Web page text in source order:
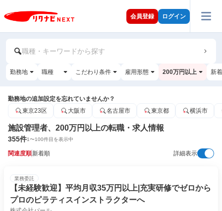
会員登録 ログイン
職種・キーワードから探す
勤務地 職種 こだわり条件 雇用形態 200万円以上 新
勤務地の追加設定を忘れていませんか？
東京23区
大阪市 名古屋市 東京都 横浜市
施設管理者、200万円以上の転職・求人情報
355件1〜100件目を表示中
関連度順新着順 詳細表示
業務委託
【未経験歓迎】平均月収35万円以上|充実研修でゼロから
プロのピラティスインストラクターへ